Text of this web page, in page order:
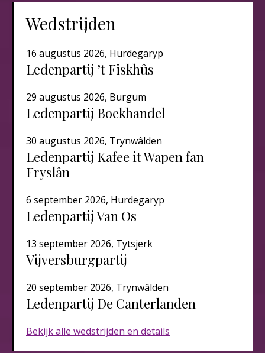
Wedstrijden
16 augustus 2026, Hurdegaryp
Ledenpartij ’t Fiskhûs
29 augustus 2026, Burgum
Ledenpartij Boekhandel
30 augustus 2026, Trynwâlden
Ledenpartij Kafee it Wapen fan
Fryslân
6 september 2026, Hurdegaryp
Ledenpartij Van Os
13 september 2026, Tytsjerk
Vijversburgpartij
20 september 2026, Trynwâlden
Ledenpartij De Canterlanden​​​
Bekijk alle wedstrijden en details